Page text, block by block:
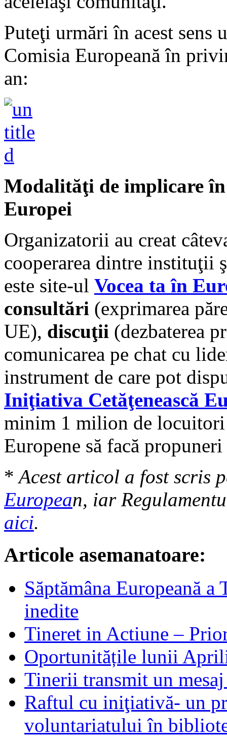
Puteţi urmări în acest sens
Comisia Europeană în
an:
Modalităţi de implicare
Europei
Organizatorii au creat
cooperarea dintre instituţii
este site-ul Vocea ta în
consultări (exprimarea
UE), discuţii (dezbaterea
comunicarea pe chat cu
instrument de care pot
Iniţiativa Cetăţenească
minim 1 milion de
Europene să facă
* Acest articol a fost scris
European, iar
aici.
Articole asemanatoare:
Săptămâna Europeană
inedite
Tineret in Actiune –
Oportunitățile lunii
Tinerii transmit un
Raftul cu iniţiativă- un
voluntariatului în